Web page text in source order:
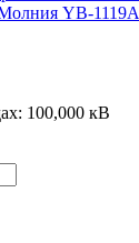
YB-1119A
100,000 кВ